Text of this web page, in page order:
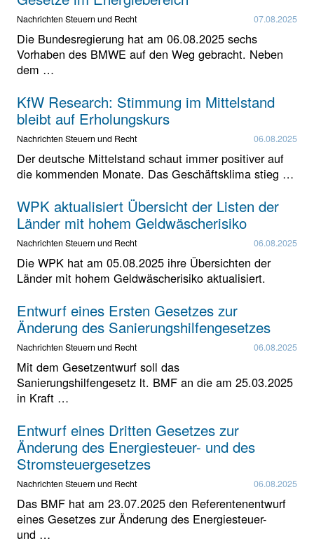
Nachrichten Steuern und Recht 07.08.2025
Die Bundesregierung hat am 06.08.2025 sechs
Vorhaben des BMWE auf den Weg gebracht. Neben
dem …
KfW Research: Stimmung im Mittelstand
bleibt auf Erholungskurs
Nachrichten Steuern und Recht 06.08.2025
Der deutsche Mittelstand schaut immer positiver auf
die kommenden Monate. Das Geschäftsklima stieg …
WPK aktualisiert Übersicht der Listen der
Länder mit hohem Geldwäscherisiko
Nachrichten Steuern und Recht 06.08.2025
Die WPK hat am 05.08.2025 ihre Übersichten der
Länder mit hohem Geldwäscherisiko aktualisiert.
Entwurf eines Ersten Gesetzes zur
Änderung des Sanierungshilfengesetzes
Nachrichten Steuern und Recht 06.08.2025
Mit dem Gesetzentwurf soll das
Sanierungshilfengesetz lt. BMF an die am 25.03.2025
in Kraft …
Entwurf eines Dritten Gesetzes zur
Änderung des Energiesteuer- und des
Stromsteuergesetzes
Nachrichten Steuern und Recht 06.08.2025
Das BMF hat am 23.07.2025 den Referentenentwurf
eines Gesetzes zur Änderung des Energiesteuer-
und …